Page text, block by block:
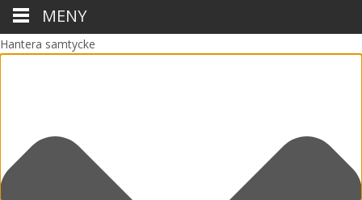
Hantera samtycke
MENY